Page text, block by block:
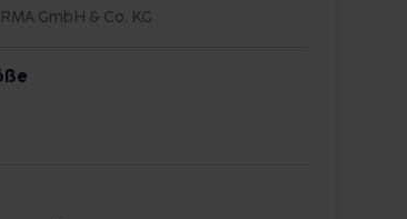
GmbH & Co. KG